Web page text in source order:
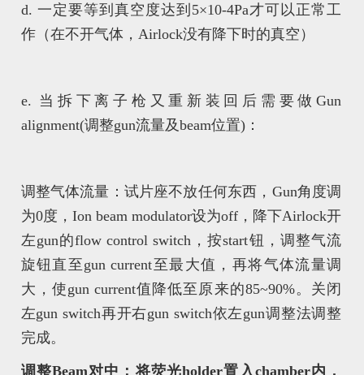
d. 一定要等到真空度达到5×10-4Pa才可以正常工
作（在不开气体，Airlock没有降下时的真空）
e. 当拆下离子枪又重新装回后需要做Gun
alignment(调整gun流量及beam位置)：
调整气体流量：试片座不放任何东西，Gun角度调
为0度，Ion beam modulator设为off，降下Airlock开
左gun的flow control switch，按start钮，调整气流
旋钮直至gun current至最大值，再将气体流量调
大，使gun current值降低至原来的85~90%。关闭
左gun switch再开右gun switch依左gun调整法调整
完成。
调整Beam对中：将荧光holder置入chamber内，